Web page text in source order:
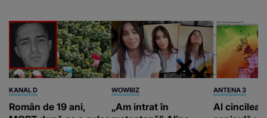
KANAL D
Român de 19 ani,
WOWBIZ
„Am intrat în
ANTENA 3
Al cincilea